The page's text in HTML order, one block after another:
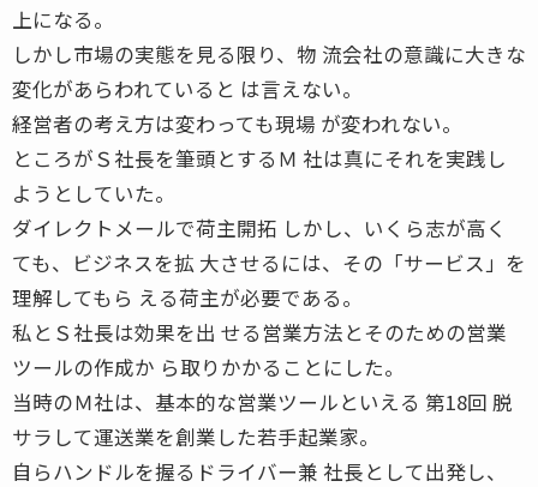
上になる。
しかし市場の実態を見る限り、物 流会社の意識に大きな
変化があらわれていると は言えない。
経営者の考え方は変わっても現場 が変われない。
ところがＳ社長を筆頭とするＭ 社は真にそれを実践し
ようとしていた。
ダイレクトメールで荷主開拓 しかし、いくら志が高く
ても、ビジネスを拡 大させるには、その「サービス」を
理解してもら える荷主が必要である。
私とＳ社長は効果を出 せる営業方法とそのための営業
ツールの作成か ら取りかかることにした。
当時のＭ社は、基本的な営業ツールといえる 第18回 脱
サラして運送業を創業した若手起業家。
自らハンドルを握るドライバー兼 社長として出発し、